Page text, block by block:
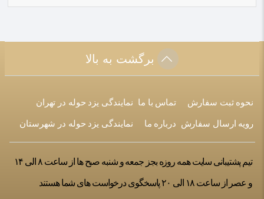
برگشت به بالا
نحوه ثبت سفارش
رویه ارسال سفارش
تماس با ما
درباره ما
نمایندگی یزد حوله در تهران
نمایندگی یزد حوله در شهرستان
تیم پشتیبانی سایت همه روزه بجز جمعه و شنبه صبح ها از ساعت ۸ الی ۱۴
و عصر از ساعت ۱۸ الی ۲۰ پاسخگوی درخواست های شما هستند